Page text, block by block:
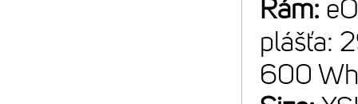
Rám:
plášťa:
600 Wh